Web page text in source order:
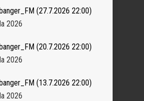
(27.7.2026 22:00)
2026
(20.7.2026 22:00)
2026
(13.7.2026 22:00)
2026